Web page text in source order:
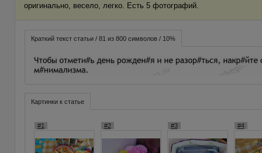
оригинально, весело, легко. Есть 5 фотографий.
Краткий текст статьи / 81 из 800 символов / 10%
Картинки к статье
#1 #2 #3 #4